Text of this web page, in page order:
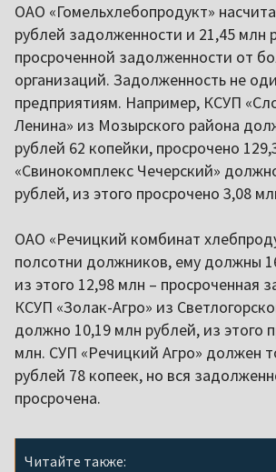
ОАО «Гомельхлебопродукт»
рублей задолженности и 21,45 млн
просроченной задолженности от
организаций. Задолженность не
предприятиям. Например, КСУП
Ленина» из Мозырского района
рублей 62 копейки, просрочено
«Свинокомплекс Чечерский»
рублей, из этого просрочено 3,08
ОАО «Речицкий комбинат
полсотни должников, ему должны
из этого 12,98 млн – просроченная
КСУП «Золак-Агро» из
должно 10,19 млн рублей, из этого
млн. СУП «Речицкий Агро» должен
рублей 78 копеек, но вся
просрочена.
Читайте также: